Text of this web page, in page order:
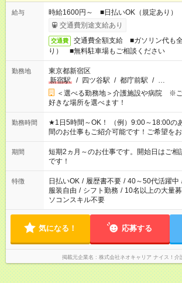
給与
時給1600円～ ■日払いOK（規定あり）
交通費別途支給あり
交通費
交通費全額支給 ■ガソリン代も
り） ■無料駐車場もご相談ください
勤務地
東京都新宿区
新宿駅
/ 四ツ谷駅 / 都庁前駅 / …
＜選べる勤務地＞介護施設や病院 ※
好きな場所を選べます！
勤務時間
★1日5時間～OK！ （例）9:00～18:00の
間のお仕事もご紹介可能です！ご希望を
家庭の都合でお休みが必要な場合も遠慮
※週最低15時間以上の勤務が必要です
期間
短期2ヵ月～のお仕事です。開始日はご
です！
特徴 日払いOK / 履歴書不要 / 40～50代活躍中
服装自由 / シフト勤務 / 10名以上の大量
ソコンスキル不要
気になる！ 応募する
掲載元企業名 株式会社ネオキャリア ナイス！介